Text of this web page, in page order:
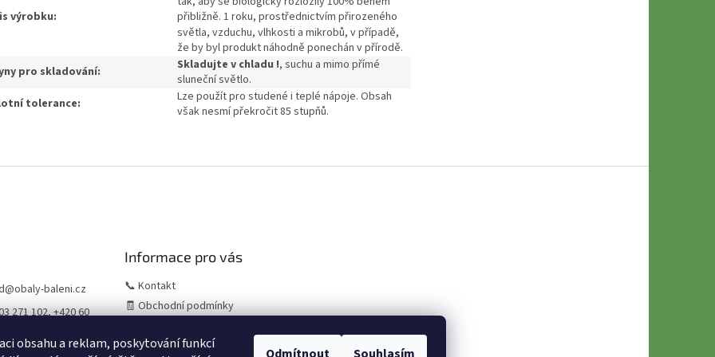
obsahu a reklam, poskytování funkcí
výrobku:
přibližně. 1 roku, prostřednictvím přirozeného
světla, vzduchu, vlhkosti a mikrobů, v případě,
že by byl produkt náhodně ponechán v přírodě.
pro skladování:
Skladujte v chladu !, suchu a mimo přímé
sluneční světlo.
tolerance:
Lze použít pro studené i teplé nápoje. Obsah
však nesmí překročit 85 stupňů.
@obaly-baleni.cz
271 102, +420 60
Informace pro vás
📞 Kontakt
🧾 Obchodní podmínky
⚠️ Zásady práce s osobními